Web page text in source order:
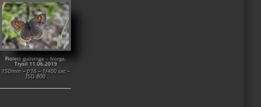
Fiolett gullvinge – Norge,
Trysil 11.06.2019
150mm – f/16 – 1/400 sec –
ISO 800